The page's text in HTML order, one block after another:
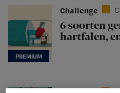
Challenge
6 soorten
hartfalen,